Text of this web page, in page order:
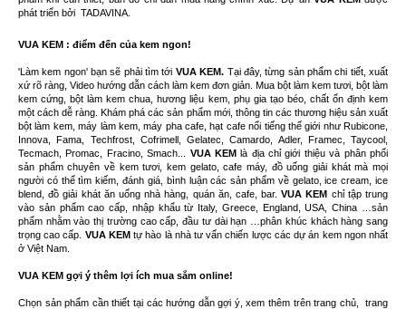
phát triển bởi TADAVINA
VUA KEM : điểm đến của kem ngon!
'Làm kem ngon' bạn sẽ phải tìm tới VUA KEM. Tại đây, từng sản phẩm chi tiết, xuất
xứ rõ ràng, Video hướng dẫn cách làm kem đơn giản. Mua bột làm kem tươi, bột làm
kem cứng, bột làm kem chua, hương liệu kem, phụ gia tạo béo, chất ổn định kem
một cách dễ ràng. Khám phá các sản phẩm mới, thông tin các thương hiệu sản xuất
bột làm kem, máy làm kem, máy pha cafe, hạt cafe nổi tiếng thế giới như Rubicone,
Innova, Fama, Techfrost, Cofrimell, Gelatec, Camardo, Adler, Framec, Taycool,
Tecmach, Promac, Fracino, Smach... VUA KEMlà địa chỉ giới thiệu và phân phối
sản phẩm chuyên về kem tươi, kem gelato, cafe máy, đồ uống giải khát mà mọi
người có thể tìm kiếm, đánh giá, bình luận các sản phẩm về gelato, ice cream, ice
blend, đồ giải khát ăn uống nhà hàng, quán ăn, cafe, bar.VUA KEM chỉ tập trung
vào sản phẩm cao cấp, nhập khẩu từ Italy, Greece, England, USA, China …sản
phẩm nhằm vào thị trường cao cấp, đầu tư dài hạn …phân khúc khách hàng sang
trọng cao cấp. VUA KEMtự hào là nhà tư vấn chiến lược các dự án kem ngon nhất
ở Việt Nam.
VUA KEM gợi ý thêm lợi ích mua sắm online!
Chọn sản phẩm cần thiết tại các hướng dẫn gợi ý, xem thêm trên trang chủ, trang